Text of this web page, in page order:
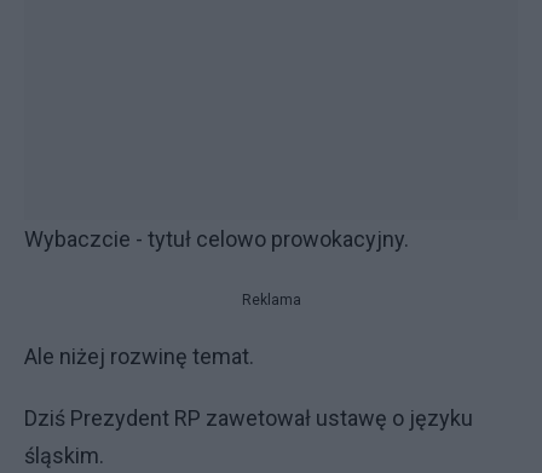
Wybaczcie - tytuł celowo prowokacyjny.
Reklama
Ale niżej rozwinę temat.
Dziś Prezydent RP zawetował ustawę o języku
śląskim.